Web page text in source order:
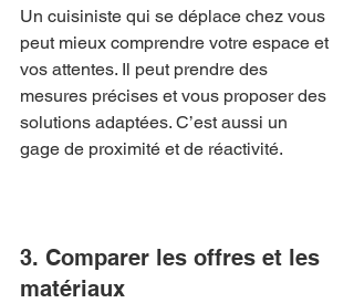
Un cuisiniste qui se déplace chez vous
peut mieux comprendre votre espace et
vos attentes. Il peut prendre des
mesures précises et vous proposer des
solutions adaptées. C’est aussi un
gage de proximité et de réactivité.
3. Comparer les offres et les
matériaux